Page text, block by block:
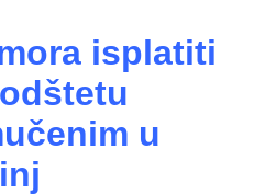
isplatiti
u